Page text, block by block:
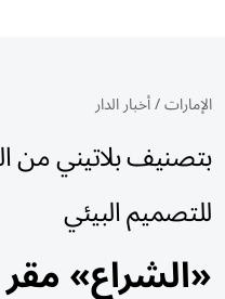
الإمارات/أخبار الدار
بتصنيف بلاتيني من
للتصميم البيئي
«الشراع»